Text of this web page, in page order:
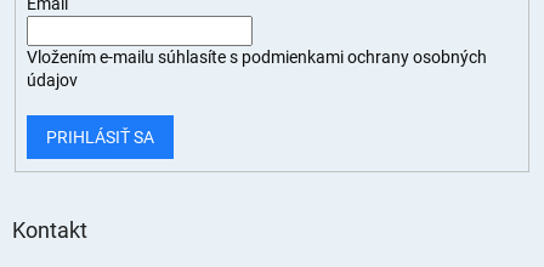
Vložením e-mailu súhlasíte s podmienkami ochrany osobných
údajov
PRIHLÁSIŤ SA
Kontakt